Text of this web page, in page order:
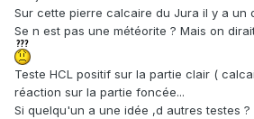
Sur cette pierre calcaire du Jura il y a un
Se n est pas une météorite ? Mais on
Teste HCL positif sur la partie clair (
réaction sur la partie foncée...
Si quelqu'un a une idée ,d autres testes ?